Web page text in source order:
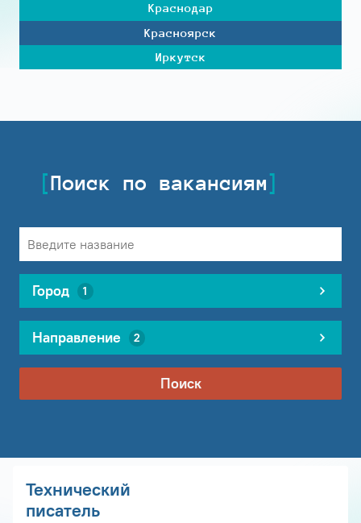
Краснодар
Красноярск
Иркутск
Поиск по вакансиям
Город 1
Направление 2
Поиск
Технический
писатель